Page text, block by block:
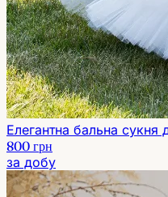
Елегантна бальна сукня
800 грн
за добу